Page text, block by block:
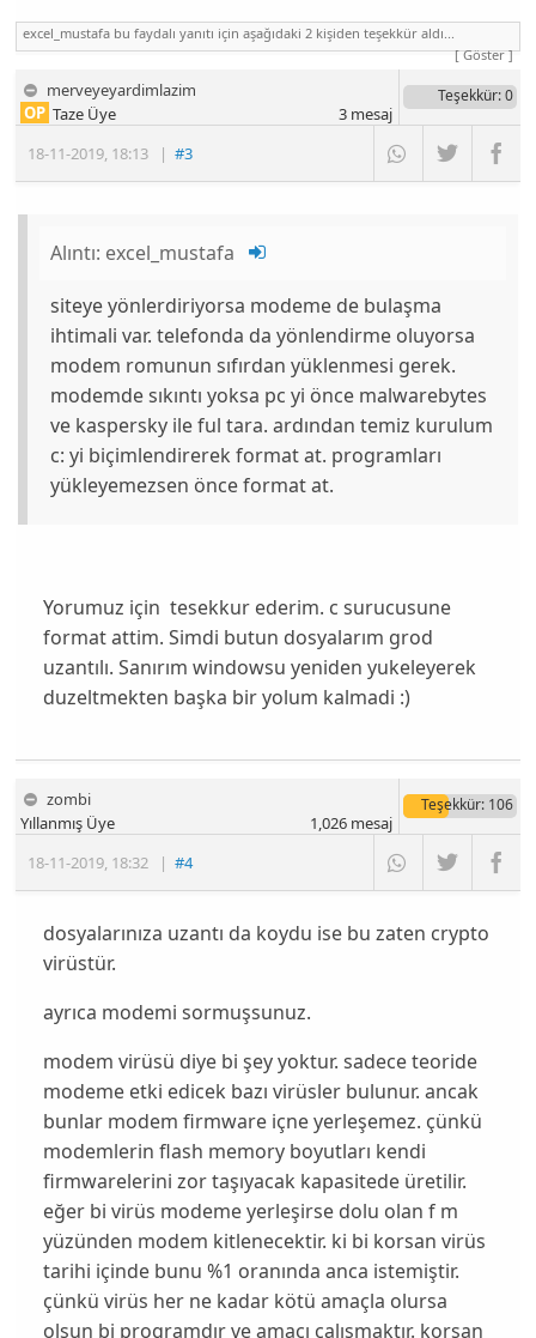
excel_mustafa bu faydalı yanıtı için aşağıdaki 2 kişiden teşekkür aldı...
[ Göster ]
merveyeyardimlazim
18-11-2019, 18:13 |#3
OP Taze Üye
Teşekkür: 0
3mesaj
Alıntı: excel_mustafa
siteye yönlerdiriyorsa modeme de bulaşma
ihtimali var. telefonda da yönlendirme oluyorsa
modem romunun sıfırdan yüklenmesi gerek.
modemde sıkıntı yoksa pc yi önce malwarebytes
ve kaspersky ile ful tara. ardından temiz kurulum
c: yi biçimlendirerek format at. programları
yükleyemezsen önce format at.
Yorumuz için tesekkur ederim. c surucusune
format attim. Simdi butun dosyalarım grod
uzantılı. Sanırım windowsu yeniden yukeleyerek
duzeltmekten başka bir yolum kalmadi :)
zombi
18-11-2019, 18:32 |#4
Yıllanmış Üye
Teşekkür: 106
1,026mesaj
dosyalarınıza uzantı da koydu ise bu zaten crypto
virüstür.
ayrıca modemi sormuşsunuz.
modem virüsü diye bi şey yoktur. sadece teoride
modeme etki edicek bazı virüsler bulunur. ancak
bunlar modem firmware içne yerleşemez. çünkü
modemlerin flash memory boyutları kendi
firmwarelerini zor taşıyacak kapasitede üretilir.
eğer bi virüs modeme yerleşirse dolu olan f m
yüzünden modem kitlenecektir. ki bi korsan virüs
tarihi içinde bunu %1 oranında anca istemiştir.
çünkü virüs her ne kadar kötü amaçla olursa
olsun bi programdır ve amacı çalışmaktır. korsan